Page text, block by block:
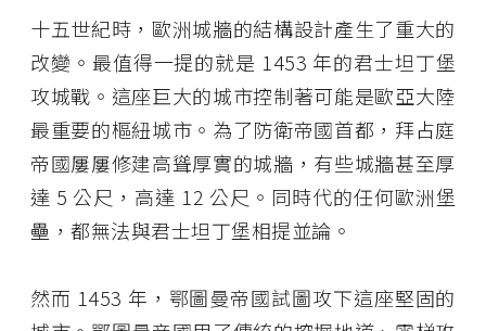
十五世紀時，歐洲城牆的結構設計產生了重大的
改變。最值得一提的就是 1453 年的君士坦丁堡
攻城戰。這座巨大的城市控制著可能是歐亞大陸
最重要的樞紐城市。為了防衛帝國首都，拜占庭
帝國屢屢修建高聳厚實的城牆，有些城牆甚至厚
達 5 公尺，高達 12 公尺。同時代的任何歐洲堡
壘，都無法與君士坦丁堡相提並論。
然而 1453 年，鄂圖曼帝國試圖攻下這座堅固的